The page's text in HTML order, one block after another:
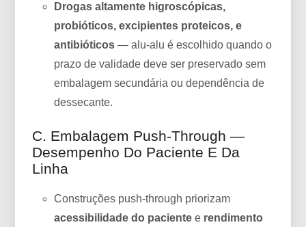
Drogas altamente higroscópicas,
probióticos, excipientes proteicos, e
antibióticos — alu-alu é escolhido quando o
prazo de validade deve ser preservado sem
embalagem secundária ou dependência de
dessecante.
C. Embalagem Push-Through —
Desempenho Do Paciente E Da
Linha
Construções push-through priorizam
acessibilidade do paciente e rendimento